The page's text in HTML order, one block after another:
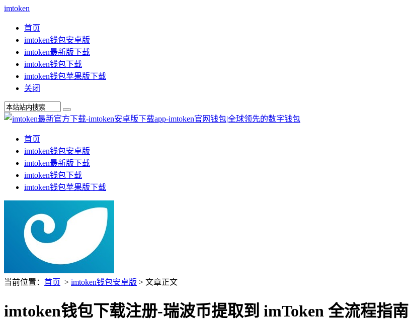
imtoken
首页
imtoken钱包安卓版
imtoken最新版下载
imtoken钱包下载
imtoken钱包苹果版下载
关闭
首页
imtoken钱包安卓版
imtoken最新版下载
imtoken钱包下载
imtoken钱包苹果版下载
当前位置： 首页 > imtoken钱包安卓版 > 文章正文
imtoken钱包下载注册-瑞波币提取到 imToken 全流程指南